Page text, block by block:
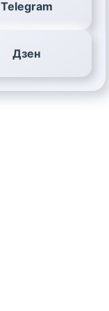
Telegram
Дзен